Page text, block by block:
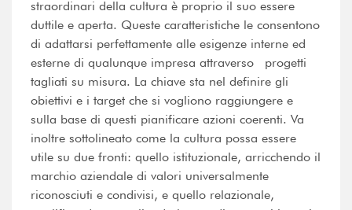
straordinari della cultura è proprio il suo essere
duttile e aperta. Queste caratteristiche le consentono
di adattarsi perfettamente alle esigenze interne ed
esterne di qualunque impresa attraverso progetti
tagliati su misura. La chiave sta nel definire gli
obiettivi e i target che si vogliono raggiungere e
sulla base di questi pianificare azioni coerenti. Va
inoltre sottolineato come la cultura possa essere
utile su due fronti: quello istituzionale, arricchendo il
marchio aziendale di valori universalmente
riconosciuti e condivisi, e quello relazionale,